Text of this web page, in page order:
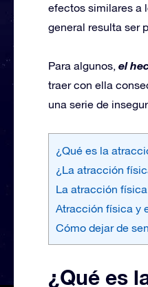
efectos similares a
general resulta ser
Para algunos, el
traer con ella
una serie de
¿Qué es la
¿La atracción
La atracción
Atracción física y
Cómo dejar de
¿Qué es